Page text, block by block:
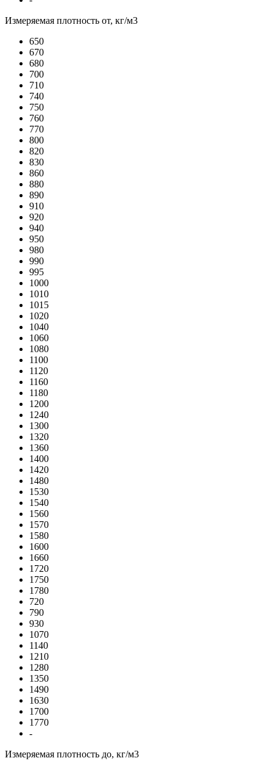
Измеряемая плотность от, кг/м3
650
670
680
700
710
740
750
760
770
800
820
830
860
880
890
910
920
940
950
980
990
995
1000
1010
1015
1020
1040
1060
1080
1100
1120
1160
1180
1200
1240
1300
1320
1360
1400
1420
1480
1530
1540
1560
1570
1580
1600
1660
1720
1750
1780
720
790
930
1070
1140
1210
1280
1350
1490
1630
1700
1770
-
Измеряемая плотность до, кг/м3